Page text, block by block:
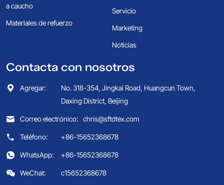
a caucho
Materiales de refuerzo
Servicio
Marketing
Noticias
Contacta con nosotros
Agregar:
No. 318-354, Jingkai Road, Huangcun Town,
Daxing District, Beijing
Correo electrónico: chris@sftdtex.com
Teléfono:
+86-15652368678
WhatsApp:
+86-15652368678
WeChat:
c15652368678